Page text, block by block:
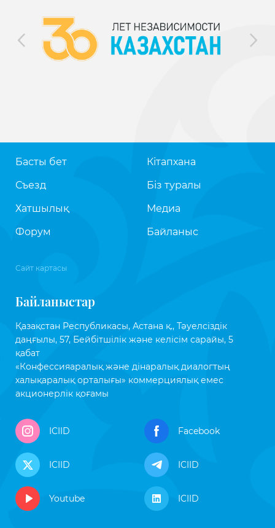
Басты бет
Съезд
Хатшылық
Форум
Кітапхана
Біз туралы
Медиа
Байланыс
Сайт картасы
Байланыстар
Қазақстан Республикасы, Астана қ., Тәуелсіздік
даңғылы, 57, Бейбітшілік және келісім сарайы, 5
қабат
«Конфессияаралық және дінаралық диалогтың
халықаралық орталығы» коммерциялық емес
акционерлік қоғамы
ICIID Facebook
ICIID ICIID
Youtube ICIID